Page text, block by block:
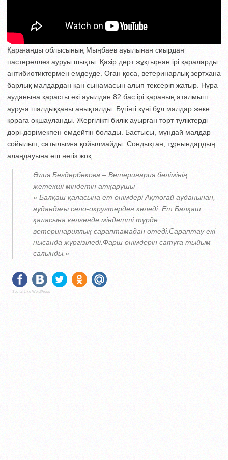
Қарағанды облысының Мыңбаев ауылынан сиырдан
пастереллез ауруы шықты. Қазір дерт жұқтырған ірі қараларды
антибиотиктермен емдеуде. Оған қоса, ветеринарлық зертхана
барлық малдардан қан сынамасын алып тексеріп жатыр. Нұра
ауданына қарасты екі ауылдан 82 бас ірі қараның аталмыш
ауруға шалдыққаны анықталды. Бүгінгі күні бұл малдар жеке
қораға оқшауланды. Жергілікті билік ауырған төрт түліктерді
дәрі-дәрімекпен емдейтін болады. Бастысы, мұндай малдар
сойылып, сатылымға қойылмайды. Сондықтан, тұрғындардың
алаңдауына еш негіз жоқ.
Әлия Бегдербекова – Ветеринария бөлімінің
жетекші міндетін атқарушы
» Балқаш қаласына ет өнімдері Ақтоғай ауданынан,
аудандағы село-округтерден келеді. Ет Балқаш
қаласына келгенде міндетті түрде
ветеринариялық сараптамадан өтеді.Сараптау екі
нысанда жүргізіледі.Фарш өнімдерін сатуға тыйым
салынды.»
Social Like WordPress